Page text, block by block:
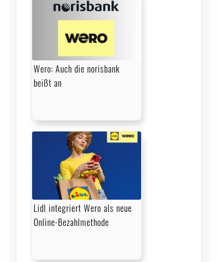
Wero: Auch die norisbank
beißt an
Lidl integriert Wero als neue
Online-Bezahlmethode